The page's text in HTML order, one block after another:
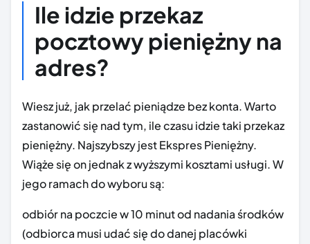
Ile idzie przekaz
pocztowy pieniężny na
adres?
Wiesz już, jak przelać pieniądze bez konta. Warto
zastanowić się nad tym, ile czasu idzie taki przekaz
pieniężny. Najszybszy jest Ekspres Pieniężny.
Wiąże się on jednak z wyższymi kosztami usługi. W
jego ramach do wyboru są:
odbiór na poczcie w 10 minut od nadania środków
(odbiorca musi udać się do danej placówki